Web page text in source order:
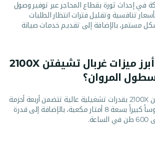
في إحداث ثورة بقطاع المحاجر عبر توفير وصول
تنافسية وتقليل فترات انتظار الطلبات
مستمر، بالإضافة إلى تقديم خدمات صيانة
س 4: ما هي أبرز ميزات غربال تشيفتن 2100X
المروان؟
يتميز غربال تشيفتن 2100X بقدرات تشغيلية عالية تتضمن أربعة أحزمة
ناقلة للتكديس، وقادوساً كبيراً بسعة 8 أمتار مكعبة، بالإضافة إلى قدرة